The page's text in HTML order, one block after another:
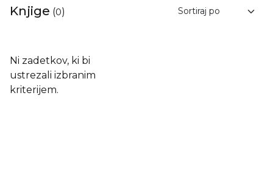
Knjige (0)
Ni zadetkov, ki bi
ustrezali izbranim
kriterijem.